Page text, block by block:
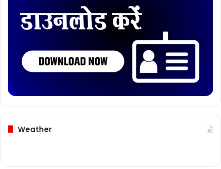
Weather